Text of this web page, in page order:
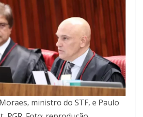
ministro do STF, e Paulo